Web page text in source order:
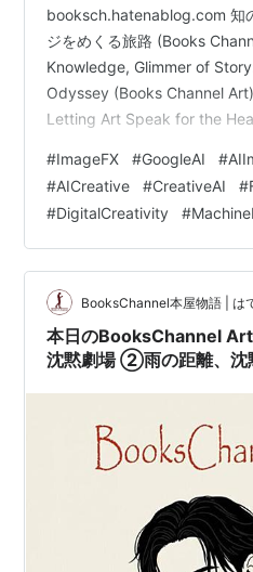
booksch.hatenablog.com 知
ジをめくる旅路 (Books
Knowledge, Glimmer of
Odyssey (Books Channel
Letting Art Speak for the
Serenity of Bookshelves,
#ImageFX #GoogleAI #
#AICreative #CreativeAI #
#DigitalCreativity #
BooksChannel本屋物語 | は
本日のBooksChannel
沈黙劇場 ②雨の距離、沈